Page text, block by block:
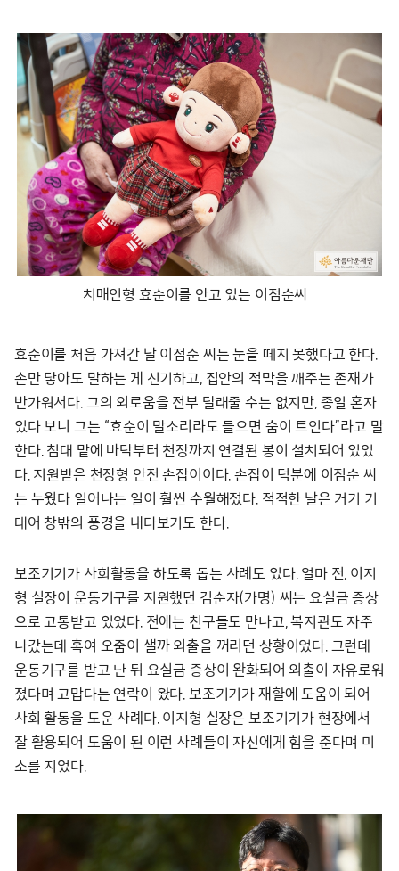
치매인형 효순이를 안고 있는 이점순씨
효순이를 처음 가져간 날 이점순 씨는 눈을 떼지 못했다고 한다.
손만 닿아도 말하는 게 신기하고, 집안의 적막을 깨주는 존재가
반가워서다. 그의 외로움을 전부 달래줄 수는 없지만, 종일 혼자
있다 보니 그는 “효순이 말소리라도 들으면 숨이 트인다”라고 말
한다. 침대 맡에 바닥부터 천장까지 연결된 봉이 설치되어 있었
다. 지원받은 천장형 안전 손잡이이다. 손잡이 덕분에 이점순 씨
는 누웠다 일어나는 일이 훨씬 수월해졌다. 적적한 날은 거기 기
대어 창밖의 풍경을 내다보기도 한다.
보조기기가 사회활동을 하도록 돕는 사례도 있다. 얼마 전, 이지
형 실장이 운동기구를 지원했던 김순자(가명) 씨는 요실금 증상
으로 고통받고 있었다. 전에는 친구들도 만나고, 복지관도 자주
나갔는데 혹여 오줌이 샐까 외출을 꺼리던 상황이었다. 그런데
운동기구를 받고 난 뒤 요실금 증상이 완화되어 외출이 자유로워
졌다며 고맙다는 연락이 왔다. 보조기기가 재활에 도움이 되어
사회 활동을 도운 사례다. 이지형 실장은 보조기기가 현장에서
잘 활용되어 도움이 된 이런 사례들이 자신에게 힘을 준다며 미
소를 지었다.